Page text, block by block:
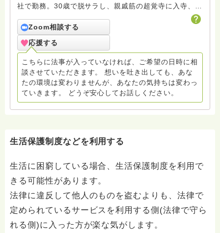
社で勤務。30歳で脱サラし、親戚筋の超覚寺に入寺、
45歳で住職継職。 遺族の分かち合いやお悩み相談な
どグリーフサポート活動を続け、お寺の掲示板による法
語伝道にも尽力している。カープ坊主の会会員。
Zoom相談する
応援する
こちらに法事が入っていなければ、ご希望の日時に相
談させていただきます。 想いを吐き出しても、あな
たの環境は変わりませんが、あなたの気持ちは変わっ
ていきます。 どうぞ安心してお話しください。
生活保護制度などを利用する
生活に困窮している場合、生活保護制度を利用で
きる可能性があります。
法律に違反して他人のものを盗むよりも、法律で
定められているサービスを利用する側(法律で守ら
れる側)に入った方が楽な気がします。